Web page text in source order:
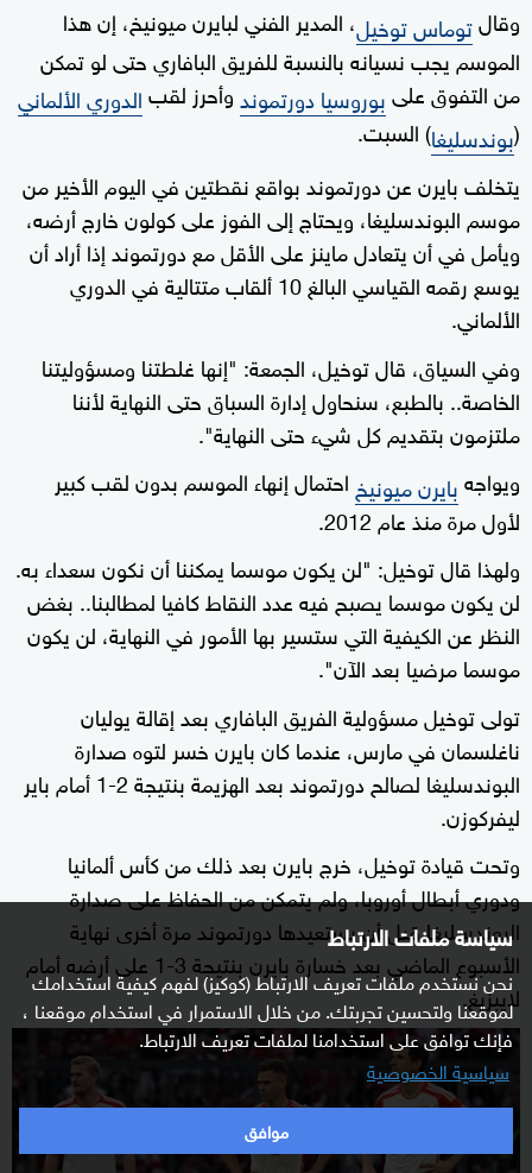
سياسة ملفات الارتباط
نحن نستخدم ملفات تعريف الارتباط (كوكيز) لفهم كيفية استخدامك
لموقعنا ولتحسين تجربتك. من خلال الاستمرار في استخدام موقعنا ،
فإنك توافق على استخدامنا لملفات تعريف الارتباط.
سياسية الخصوصية
موافق
وقالتوماس توخيل، المدير الفني لبايرن ميونيخ، إن هذا
الموسم يجب نسيانه بالنسبة للفريق البافاري حتى لو تمكن
من التفوق علىبوروسيا دورتموندوأحرز لقبالدوري الألماني
(بوندسليغا) السبت.
يتخلف بايرن عن دورتموند بواقع نقطتين في اليوم الأخير من
موسم البوندسليغا، ويحتاج إلى الفوز على كولون خارج أرضه،
ويأمل في أن يتعادل ماينز على الأقل مع دورتموند إذا أراد أن
يوسع رقمه القياسي البالغ 10 ألقاب متتالية في الدوري
الألماني.
وفي السياق، قال توخيل، الجمعة: "إنها غلطتنا ومسؤوليتنا
الخاصة.. بالطبع، سنحاول إدارة السباق حتى النهاية لأننا
ملتزمون بتقديم كل شيء حتى النهاية".
ويواجهبايرن ميونيخ احتمال إنهاء الموسم بدون لقب كبير
لأول مرة منذ عام 2012.
ولهذا قال توخيل: "لن يكون موسما يمكننا أن نكون سعداء به.
لن يكون موسما يصبح فيه عدد النقاط كافيا لمطالبنا.. بغض
النظر عن الكيفية التي ستسير بها الأمور في النهاية، لن يكون
موسما مرضيا بعد الآن".
تولى توخيل مسؤولية الفريق البافاري بعد إقالة يوليان
ناغلسمان في مارس، عندما كان بايرن خسر لتوه صدارة
البوندسليغا لصالح دورتموند بعد الهزيمة بنتيجة 2-1 أمام باير
ليفركوزن.
وتحت قيادة توخيل، خرج بايرن بعد ذلك من كأس ألمانيا
ودوري أبطال أوروبا، ولم يتمكن من الحفاظ على صدارة
البوندسليغا قبل أن يستعيدها دورتموند مرة أخرى نهاية
الأسبوع الماضي بعد خسارة بايرن بنتيجة 3-1 على أرضه أمام
لايبزيغ.